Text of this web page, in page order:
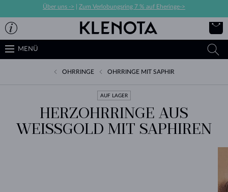
Über uns -> Zum Verlobungsring 7 % auf Eheringe->
MENÜ
OHRRINGE OHRRINGE MIT SAPHIR
AUF LAGER
HERZOHRRINGE AUS
WEISSGOLD MIT SAPHIREN